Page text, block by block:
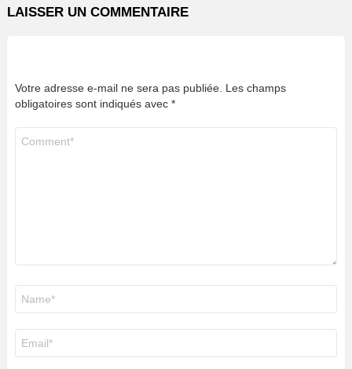
LAISSER UN COMMENTAIRE
Votre adresse e-mail ne sera pas publiée. Les champs
obligatoires sont indiqués avec *
mail
*